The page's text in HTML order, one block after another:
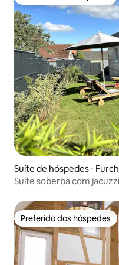
Suíte de hóspedes ⋅
Suíte soberba com
Preferido dos hóspedes
Preferido dos hóspedes